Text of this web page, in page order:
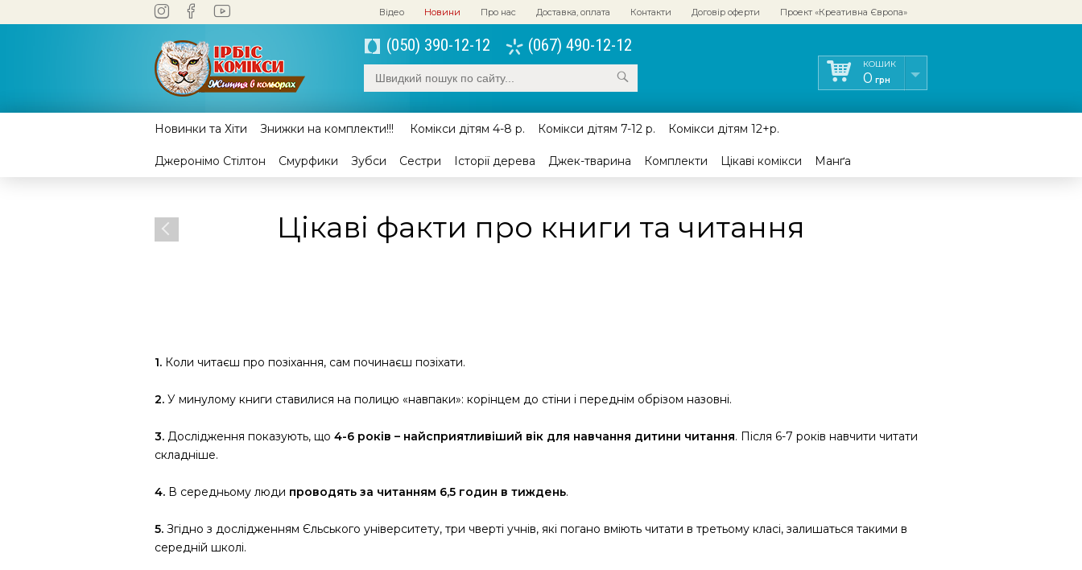
Відео Новини Про нас Доставка, оплата Контакти Договір оферти Проект «Креативна Європа»
(050) 390-12-12 (067) 490-12-12
Новинки та Хіти Знижки на комплекти!!! Комікси дітям 4-8 р. Комікси дітям 7-12 р. Комікси дітям 12+р.
Джеронімо Стілтон Смурфики Зубси Сестри Історії дерева Джек-тварина Комплекти Цікаві комікси Манґа
Цікаві факти про книги та читання
1. Коли читаєш про позіхання, сам починаєш позіхати.
2. У минулому книги ставилися на полицю «навпаки»: корінцем до стіни і переднім обрізом назовні.
3. Дослідження показують, що 4-6 років – найсприятливіший вік для навчання дитини читання. Після 6-7 років навчити читати
складніше.
4. В середньому люди проводять за читанням 6,5 годин в тиждень.
5. Згідно з дослідженням Єльського університету, три чверті учнів, які погано вміють читати в третьому класі, залишаться такими в
середній школі.
КОШИК
0 грн